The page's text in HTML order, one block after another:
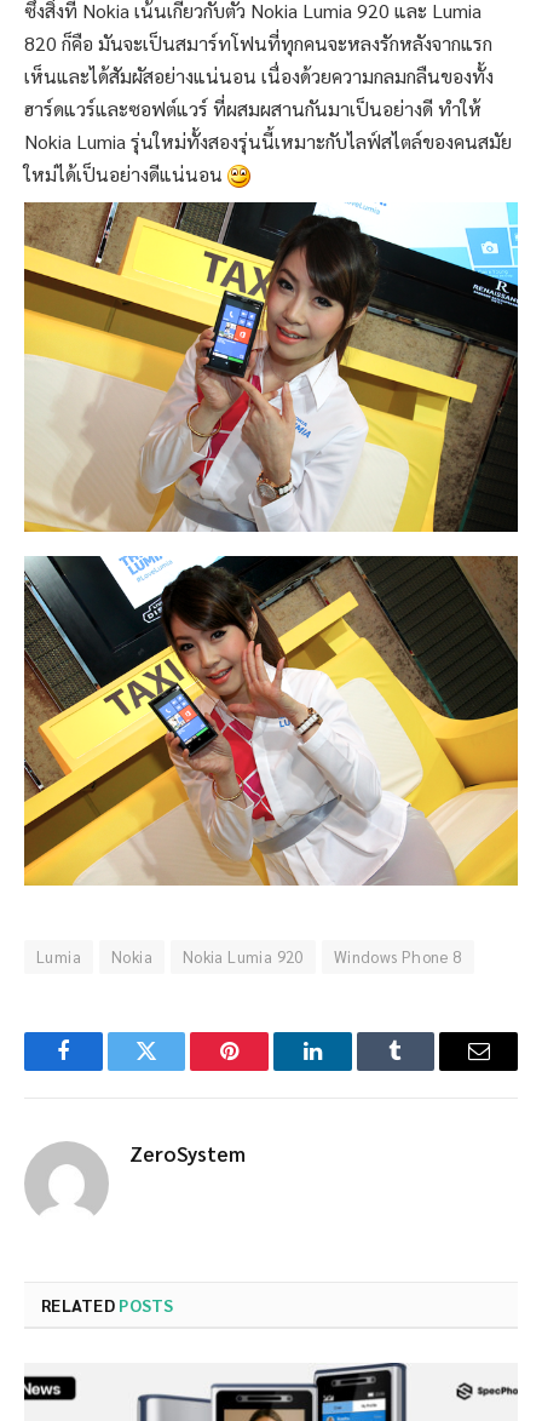
ซึ่งสิ่งที่ Nokia เน้นเกี่ยวกับตัว Nokia Lumia 920 และ Lumia
820 ก็คือ มันจะเป็นสมาร์ทโฟนที่ทุกคนจะหลงรักหลังจากแรก
เห็นและได้สัมผัสอย่างแน่นอน เนื่องด้วยความกลมกลืนของทั้ง
ฮาร์ดแวร์และซอฟต์แวร์ ที่ผสมผสานกันมาเป็นอย่างดี ทำให้
Nokia Lumia รุ่นใหม่ทั้งสองรุ่นนี้เหมาะกับไลฟ์สไตล์ของคนสมัย
ใหม่ได้เป็นอย่างดีแน่นอน
Lumia Nokia Nokia Lumia 920 Windows Phone 8
FacebookTwitter Pinterest LinkedInTumblr Email
ZeroSystem
RELATED POSTS